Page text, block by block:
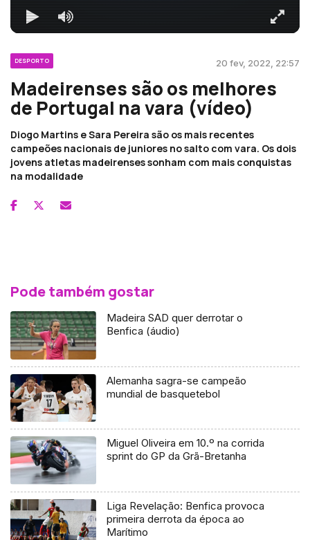
DESPORTO 20 fev, 2022, 22:57
Madeirenses são os melhores
de Portugal na vara (vídeo)
Diogo Martins e Sara Pereira são os mais recentes
campeões nacionais de juniores no salto com vara. Os dois
jovens atletas madeirenses sonham com mais conquistas
na modalidade
Pode também gostar
Madeira SAD quer derrotar o
Benfica (áudio)
Alemanha sagra-se campeão
mundial de basquetebol
Miguel Oliveira em 10.º na corrida
sprint do GP da Grã-Bretanha
Liga Revelação: Benfica provoca
primeira derrota da época ao
Marítimo